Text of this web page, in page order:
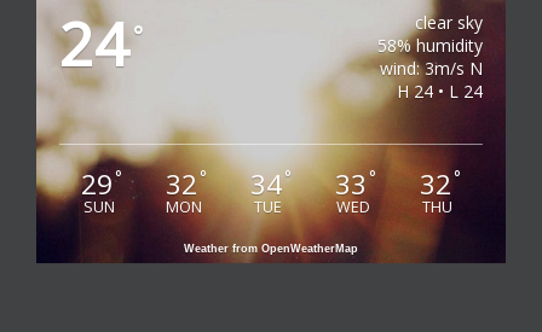
24°
clear sky
58% humidity
wind: 3m/s N
H 24 • L 24
29°
SUN
32°
MON
34°
TUE
33°
WED
32°
THU
Weather from OpenWeatherMap